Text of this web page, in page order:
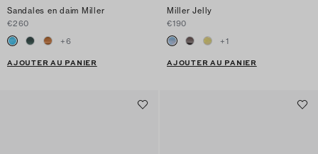
Sandales en daim Miller
€260
+6
AJOUTER AU PANIER
Miller Jelly
€190
+1
AJOUTER AU PANIER